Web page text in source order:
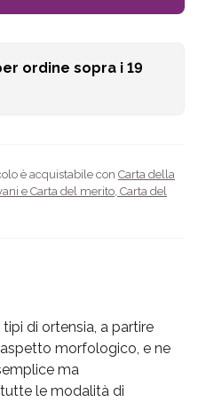
ordine sopra i 19
è acquistabile con Carta della
e Carta del merito Carta del
di ortensia, a partire
morfologico, e ne
ma
le modalità di